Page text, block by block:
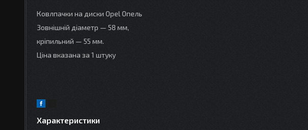
Ковлпачки на диски Opel Опель
Зовнішній діаметр — 58 мм,
кріпильний — 55 мм.
Ціна вказана за 1 штуку
Характеристики